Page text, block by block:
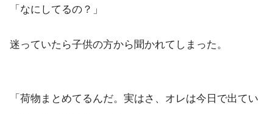
「なにしてるの？」
迷っていたら子供の方から聞かれてしまった。
「荷物まとめてるんだ。実はさ、オレは今日で出てい